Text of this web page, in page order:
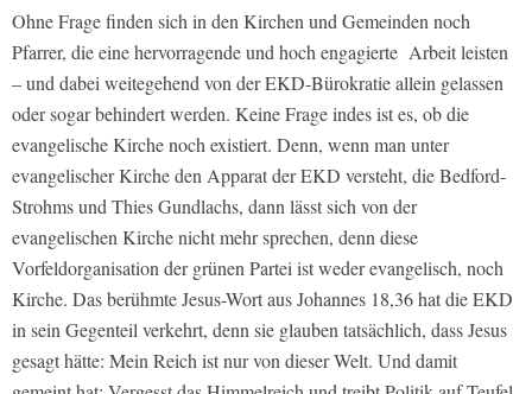
Ohne Frage finden sich in den Kirchen und Gemeinden noch
Pfarrer, die eine hervorragende und hoch engagierte Arbeit leisten
– und dabei weitegehend von der EKD-Bürokratie allein gelassen
oder sogar behindert werden. Keine Frage indes ist es, ob die
evangelische Kirche noch existiert. Denn, wenn man unter
evangelischer Kirche den Apparat der EKD versteht, die Bedford-
Strohms und Thies Gundlachs, dann lässt sich von der
evangelischen Kirche nicht mehr sprechen, denn diese
Vorfeldorganisation der grünen Partei ist weder evangelisch, noch
Kirche. Das berühmte Jesus-Wort aus Johannes 18,36 hat die EKD
in sein Gegenteil verkehrt, denn sie glauben tatsächlich, dass Jesus
gesagt hätte: Mein Reich ist nur von dieser Welt. Und damit